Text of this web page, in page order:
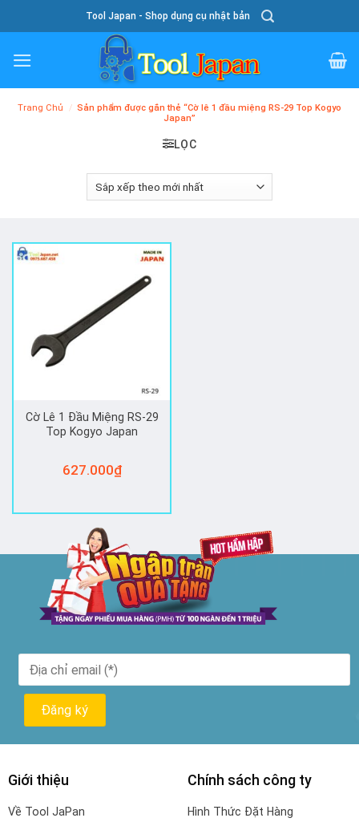
To
Content
Tool Japan - Shop dụng cụ nhật bản
Trang Chủ / Sản phẩm được gắn thẻ “Cờ lê 1 đầu miệng RS-29 Top Kogyo
Japan”
LỌC
Cờ Lê 1 Đầu Miệng RS-29
Top Kogyo Japan
627.000₫
Giới thiệu
Về Tool JaPan
Chính sách công ty
Hình Thức Đặt Hàng